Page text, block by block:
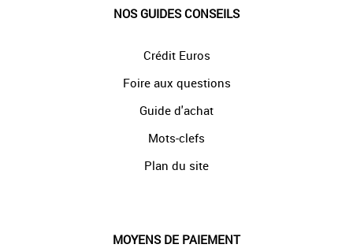
NOS GUIDES CONSEILS
Crédit Euros
Foire aux questions
Guide d'achat
Mots-clefs
Plan du site
MOYENS DE PAIEMENT